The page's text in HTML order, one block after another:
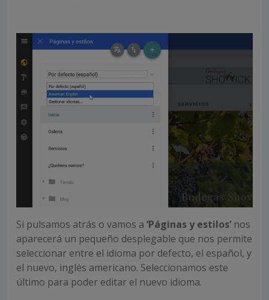
Si pulsamos atrás o vamos a ‘Páginas y estilos’ nos
aparecerá un pequeño desplegable que nos permite
seleccionar entre el idioma por defecto, el español, y
el nuevo, inglés americano. Seleccionamos este
último para poder editar el nuevo idioma.